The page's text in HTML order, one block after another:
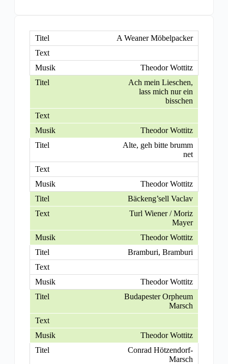
A Weaner Möbelpacker
Theodor Wottitz
Ach mein Lieschen,
lass mich nur ein
bisschen
Theodor Wottitz
Alte, geh bitte brumm
net
Theodor Wottitz
Bäckeng’sell Vaclav
Turl Wiener / Moriz
Mayer
Theodor Wottitz
Bramburi, Bramburi
Theodor Wottitz
Budapester Orpheum
Marsch
Theodor Wottitz
Conrad Hötzendorf-
Marsch